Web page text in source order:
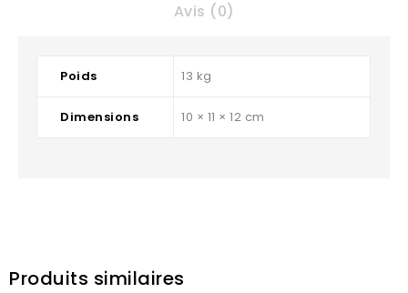
Avis (0)
Poids 13 kg
Dimensions 10 × 11 × 12 cm
Produits similaires